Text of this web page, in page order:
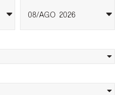
08 AGO 2026